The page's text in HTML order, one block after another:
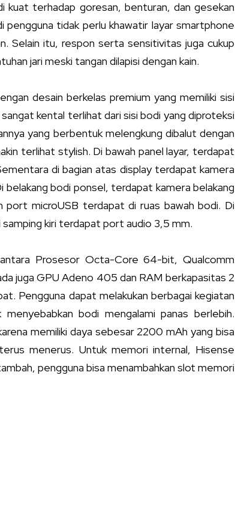
kuat terhadap goresan, benturan, dan gesekan
tidak perlu khawatir layar smartphone
Selain itu, respon serta sensitivitas juga cukup
jari meski tangan dilapisi dengan kain.
desain berkelas premium yang memiliki sisi
kental terlihat dari sisi bodi yang diproteksi
yang berbentuk melengkung dibalut dengan
terlihat stylish. Di bawah panel layar, terdapat
di bagian atas display terdapat kamera
belakang bodi ponsel, terdapat kamera belakang
port microUSB terdapat di ruas bawah bodi. Di
kiri terdapat port audio 3,5 mm.
Prosesor Octa-Core 64-bit, Qualcomm
juga GPU Adeno 405 dan RAM berkapasitas 2
Pengguna dapat melakukan berbagai kegiatan
bodi mengalami panas berlebih.
memiliki daya sebesar 2200 mAh yang bisa
menerus. Untuk memori internal, Hisense
pengguna bisa menambahkan slot memori